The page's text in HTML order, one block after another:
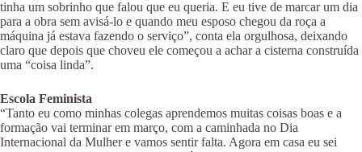
tinha um sobrinho que falou que eu queria. E eu tive de marcar um dia
para a obra sem avisá-lo e quando meu esposo chegou da roça a
máquina já estava fazendo o serviço”, conta ela orgulhosa, deixando
claro que depois que choveu ele começou a achar a cisterna construída
uma “coisa linda”.
Escola Feminista
“Tanto eu como minhas colegas aprendemos muitas coisas boas e a
formação vai terminar em março, com a caminhada no Dia
Internacional da Mulher e vamos sentir falta. Agora em casa eu sei